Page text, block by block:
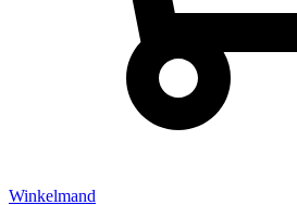
Winkelmand